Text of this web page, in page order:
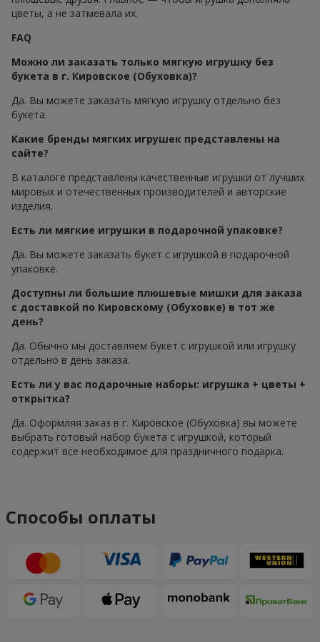
цветы, а не затмевала их.
FAQ
Можно ли заказать только мягкую игрушку без
букета в г. Кировское (Обуховка)?
Да. Вы можете заказать мягкую игрушку отдельно без
букета.
Какие бренды мягких игрушек представлены на
сайте?
В каталоге представлены качественные игрушки от лучших
мировых и отечественных производителей и авторские
изделия.
Есть ли мягкие игрушки в подарочной упаковке?
Да. Вы можете заказать букет с игрушкой в подарочной
упаковке.
Доступны ли большие плюшевые мишки для заказа
с доставкой по Кировскому (Обуховке) в тот же
день?
Да. Обычно мы доставляем букет с игрушкой или игрушку
отдельно в день заказа.
Есть ли у вас подарочные наборы: игрушка + цветы +
открытка?
Да. Оформляя заказ в г. Кировское (Обуховка) вы можете
выбрать готовый набор букета с игрушкой, который
содержит все необходимое для праздничного подарка.
Способы оплаты